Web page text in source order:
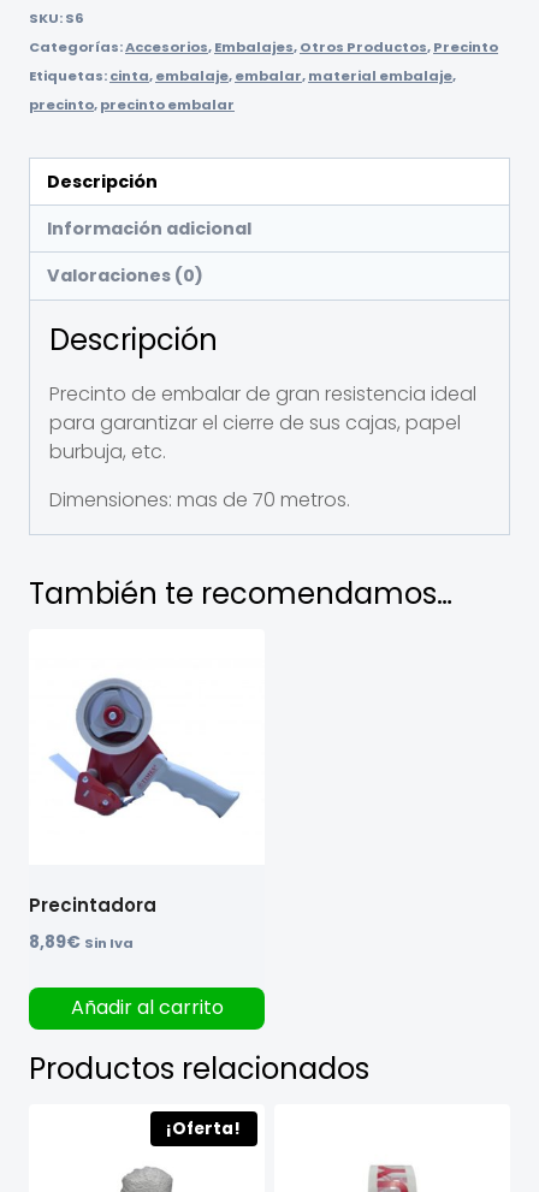
SKU:S6
Categorías:Accesorios,Embalajes,Otros Productos,Precinto
Etiquetas:cinta,embalaje,embalar,material embalaje,
precinto,precinto embalar
Descripción
Información adicional
Valoraciones (0)
Descripción
Precinto de embalar de gran resistencia ideal
para garantizar el cierre de sus cajas, papel
burbuja, etc.
Dimensiones: mas de 70 metros.
También te recomendamos…
Precintadora
8,89€ Sin Iva
Añadir al carrito
Productos relacionados
¡Oferta!